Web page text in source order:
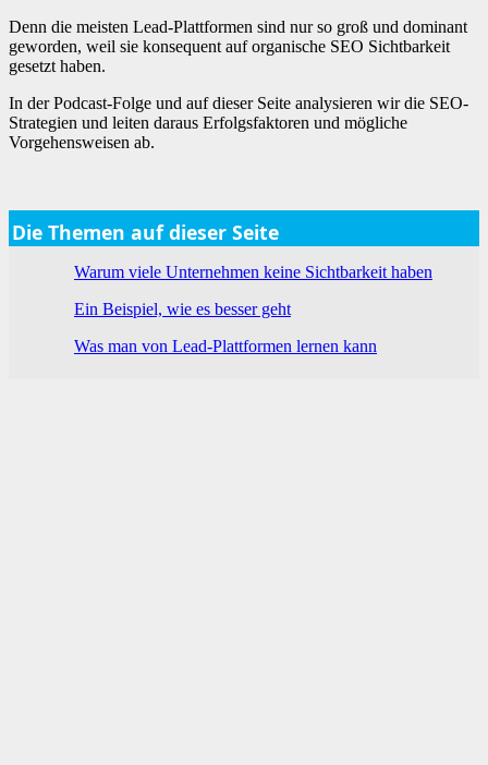
Denn die meisten Lead-Plattformen sind nur so groß und dominant
geworden, weil sie konsequent auf organische SEO Sichtbarkeit
gesetzt haben.
In der Podcast-Folge und auf dieser Seite analysieren wir die SEO-
Strategien und leiten daraus Erfolgsfaktoren und mögliche
Vorgehensweisen ab.
Die Themen auf dieser Seite
Warum viele Unternehmen keine Sichtbarkeit haben
Ein Beispiel, wie es besser geht
Was man von Lead-Plattformen lernen kann